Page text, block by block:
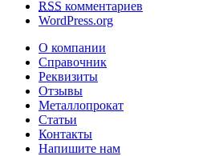
RSS комментариев
WordPress.org
О компании
Справочник
Реквизиты
Отзывы
Металлопрокат
Статьи
Контакты
Напишите нам